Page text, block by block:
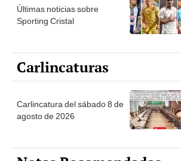
Últimas noticias sobre
Sporting Cristal
Carlincaturas
Carlincatura del sábado 8 de
agosto de 2026